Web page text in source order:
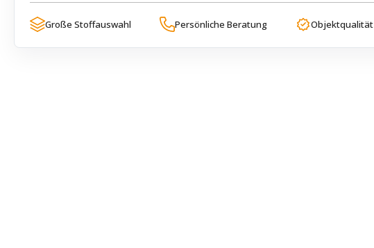
Große Stoffauswahl Persönliche Beratung Objektqualität